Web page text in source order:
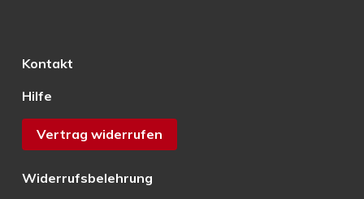
Kontakt
Hilfe
Vertrag widerrufen
Widerrufsbelehrung